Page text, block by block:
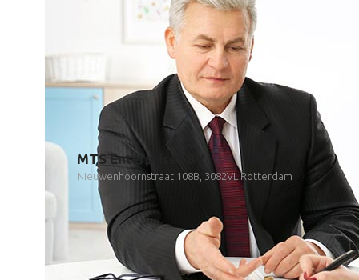
MTS Enterprises BV
Nieuwenhoornstraat 108B, 3082VL Rotterdam